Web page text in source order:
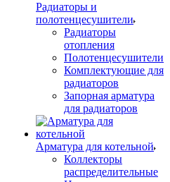
Радиаторы и
полотенцесушители
Радиаторы
отопления
Полотенцесушители
Комплектующие для
радиаторов
Запорная арматура
для радиаторов
Арматура для котельной
Коллекторы
распределительные